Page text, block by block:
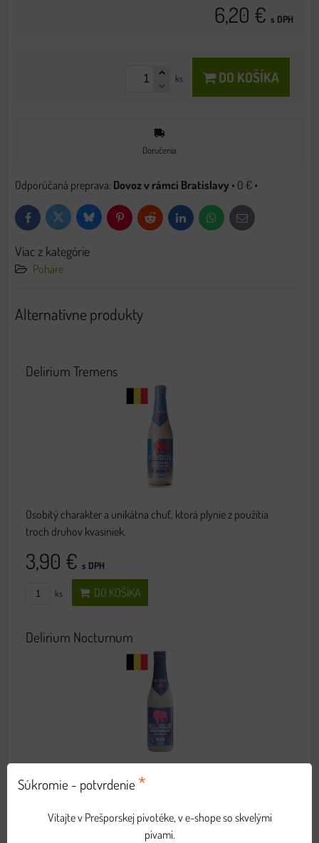
6,20 € s DPH
ks DO KOŠÍKA
Doručenia
Dovoz v rámci Bratislavy • 0 € •
FacebookTwitter Bluesky PinterestReddit LinkedInWhatsApp
E-
mail
Viac z kategórie
Poháre
Alternatívne produkty
Delirium Tremens
Osobitý charakter a unikátna chuť, ktorá plynie z použitia
troch druhov kvasiniek.
3,90 € s DPH
ks DO KOŠÍKA
Delirium Nocturnum
Vitajte vo svete ružového slona.
3,90 €s DPH
Súkromie - potvrdenie *
Vitajte v Prešporskej pivotéke, v e-shope so skvelými
pivami.